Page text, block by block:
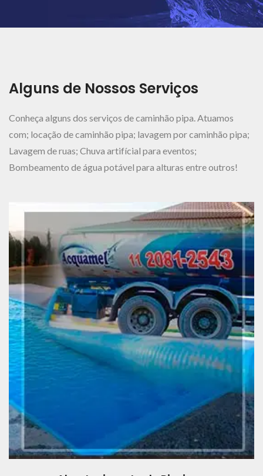
Alguns de Nossos Serviços
Conheça alguns dos serviços de caminhão pipa. Atuamos
com; locação de caminhão pipa; lavagem por caminhão pipa;
Lavagem de ruas; Chuva artifícial para eventos;
Bombeamento de água potável para alturas entre outros!